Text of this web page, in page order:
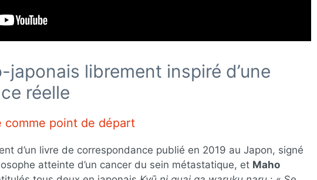
librement inspiré d’une
réelle
comme point de départ
d’un livre de correspondance publié en 2019 au Japon, signé
atteinte d’un cancer du sein métastatique, et Maho